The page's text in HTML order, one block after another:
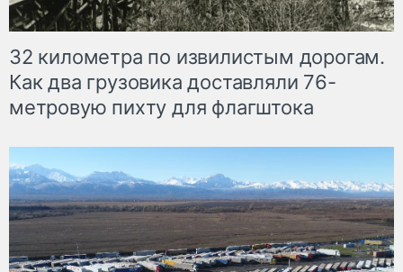
32 километра по извилистым дорогам.
Как два грузовика доставляли 76-
метровую пихту для флагштока